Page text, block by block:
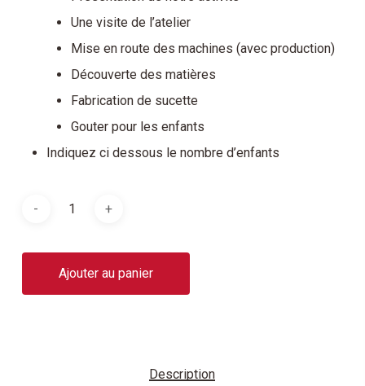
Une visite de l’atelier
Mise en route des machines (avec production)
Découverte des matières
Fabrication de sucette
Gouter pour les enfants
Indiquez ci dessous le nombre d’enfants
Ajouter au panier
Description